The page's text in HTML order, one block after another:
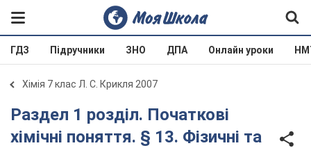
ГДЗ Підручники ЗНО ДПА Онлайн уроки
Хімія 7 клас Л. С. Крикля 2007
Раздел 1 розділ. Початкові
хімічні поняття. § 13. Фізичні та